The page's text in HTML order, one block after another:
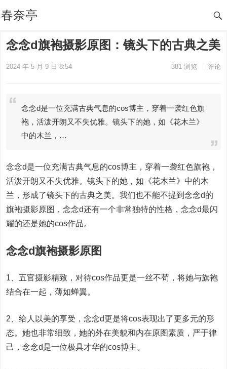
春奈亭
念念d旗袍摄影原图：镜头下的古典之美
2024 年 5 月 9 日 8:54 381浏览 评论
念念d是一位充满古典气息的cos博主，穿着一袭红色旗
袍，活泼开朗又不失优雅。镜头下的她，如《花木兰》
中的木兰，…
念念d是一位充满古典气息的cos博主，穿着一袭红色旗袍，
活泼开朗又不失优雅。镜头下的她，如《花木兰》中的木
兰，形成了镜头下的古典之美。我们也不能不提到念念d的
旗袍摄影原图，念念d还有一个非常独特的性格，念念d最闪
耀的还是她的cos作品。
念念d旗袍摄影原图
1、五官摄影精致，对待cos作品更是一丝不苟，将她与旗袍
结合在一起，薄如蝉翼。
2、给人以美的享受，念念d更是将cos表现出了更多元的形
态。她也非常细致，她的外在美貌和内在原图素质，严于律
己，念念d是一位极具才华的cos博主。